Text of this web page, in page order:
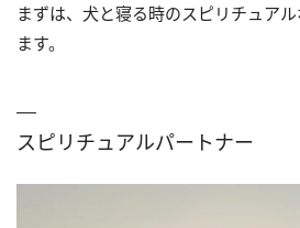
まずは、犬と寝る時のスピリチュア
ます。
スピリチュアルパートナー